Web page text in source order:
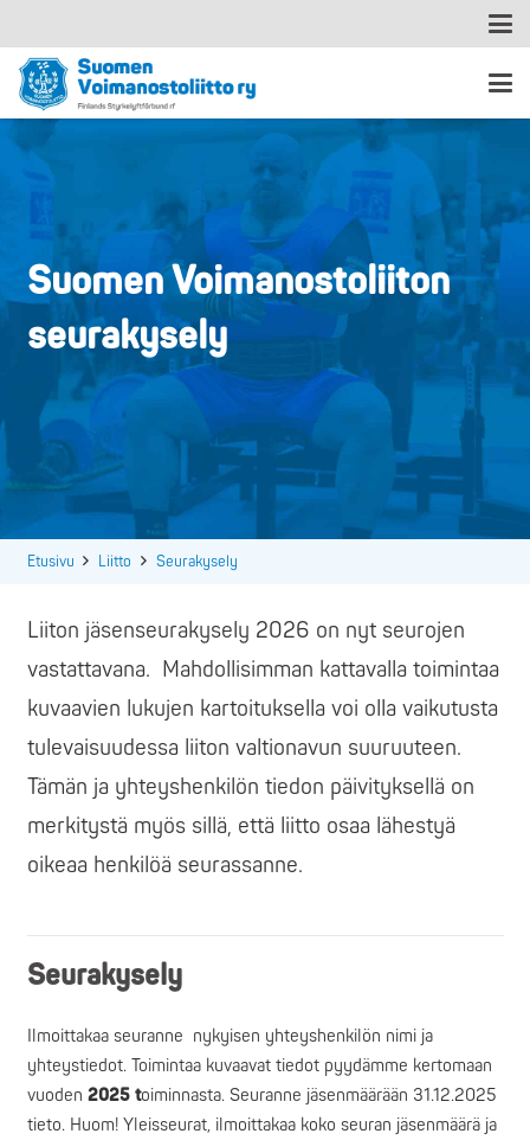
Suomen Voimanostoliiton
seurakysely
Etusivu Liitto Seurakysely
Liiton jäsenseurakysely 2026 on nyt seurojen
vastattavana. Mahdollisimman kattavalla toimintaa
kuvaavien lukujen kartoituksella voi olla vaikutusta
tulevaisuudessa liiton valtionavun suuruuteen.
Tämän ja yhteyshenkilön tiedon päivityksellä on
merkitystä myös sillä, että liitto osaa lähestyä
oikeaa henkilöä seurassanne.
Seurakysely
Ilmoittakaa seuranne nykyisen yhteyshenkilön nimi ja
yhteystiedot. Toimintaa kuvaavat tiedot pyydämme kertomaan
vuoden 2025 toiminnasta. Seuranne jäsenmäärään 31.12.2025
tieto. Huom! Yleisseurat, ilmoittakaa koko seuran jäsenmäärä ja